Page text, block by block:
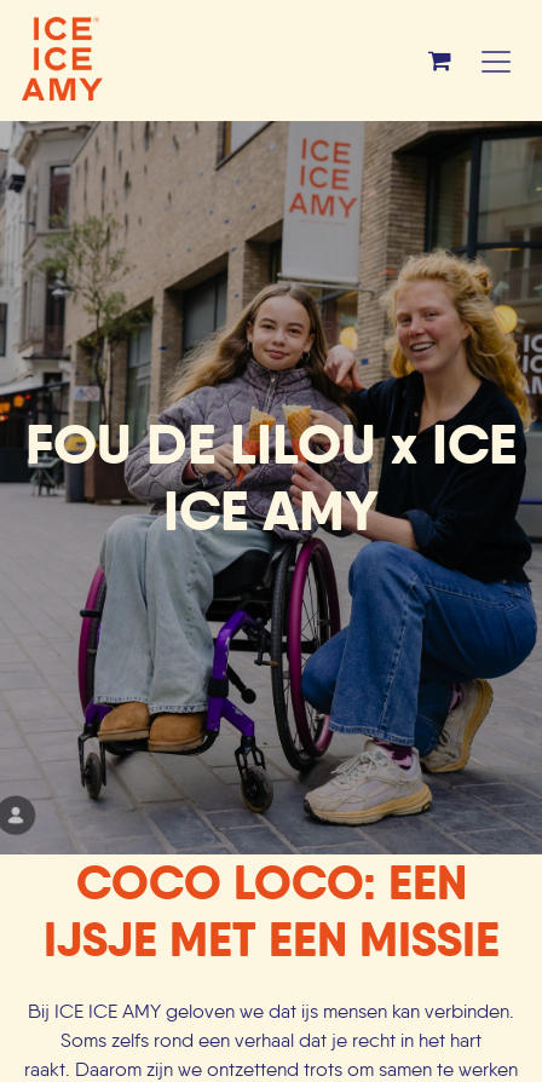
Overslaan naar inhoud
FOU DE LILOU x ICE
ICE AMY
COCO LOCO: EEN
IJSJE MET EEN MISSIE
Bij ICE ICE AMY geloven we dat ijs mensen kan verbinden.
Soms zelfs rond een verhaal dat je recht in het hart
raakt. Daarom zijn we ontzettend trots om samen te werken